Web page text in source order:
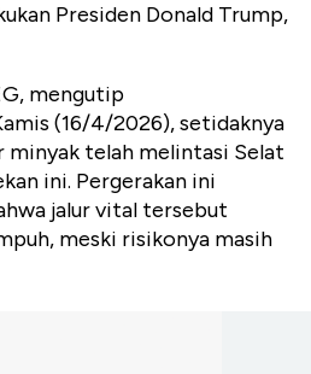
Presiden Donald Trump,
mengutip
(16/4/2026), setidaknya
minyak telah melintasi Selat
ini. Pergerakan ini
jalur vital tersebut
meski risikonya masih